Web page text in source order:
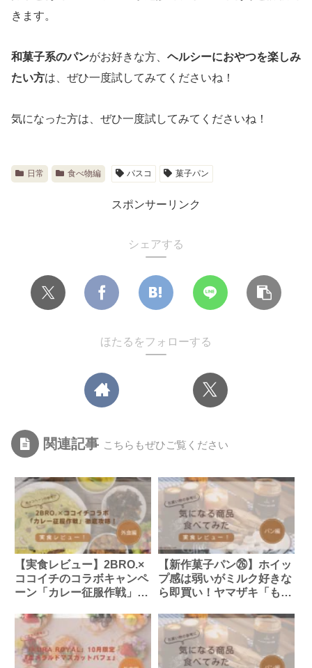
きます。
和菓子系のパンがお好きな方、 ヘルシーにおやつを楽しみ
たい方は、ぜひ一度試してみてくださいね！
気になった方は、ぜひ一度試してみてくださいね！
日常 食べ物編 パスコ 菓子パン
スポンサーリンク
シェアする
ほたるをフォローする
関連記事 こちらもぜひご覧ください
【実食レビュー】2BRO.×
ココイチのコラボキャンペ
ーン「カレー征服作戦」徹
ステッカー・壁紙情報総ま
とめ
【新作菓子パン㉖】ホイッ
プ感は弱いがミルク好きな
ら即買い！ヤマザキ「もち
ブルミルク」